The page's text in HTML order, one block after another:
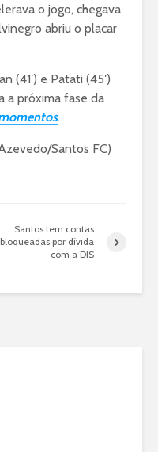
o jogo, chegava
abriu o placar
(41′) e Patati (45′)
a próxima fase da
.
Santos FC)
Santos tem contas
bloqueadas por dívida
com a DIS